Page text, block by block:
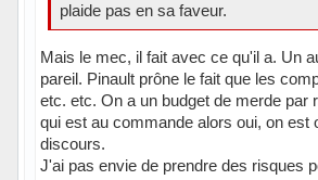
plaide pas en sa faveur.
Mais le mec, il fait avec ce qu'il a. Un
pareil. Pinault prône le fait que les
etc. etc. On a un budget de merde par
qui est au commande alors oui, on est
discours.
J'ai pas envie de prendre des risques